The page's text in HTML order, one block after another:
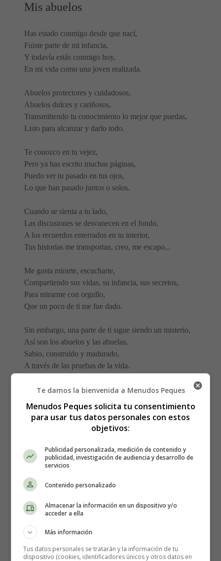
Mis abuelos
Has estado conmigo desde que nací,
Fuiste parte de mi infancia,
Y todavía estás conmigo hoy,
En mi vida como una joven realizada.
Abuelos protectores y cuidadosos,
Abuelos dulces y cariñosos,
Transmitiendo tu conocimiento lo mejor que puedas,
Listo para alcanzar y darlo todo.
Te conozco en tu vejez,
Pero ya has escrito muchas páginas,
Puedo ver tu pasado en tus ojos,
Lo que han pasado juntos o solos.
Cuando se sienta a tu lado,
Las discusiones se desvanecen en el fondo,
A los recuerdos enterrados en tu interior,
Tus historias me transportan, creo, me escapo...
Me gusta mirarte, escucharte,
Compartiendo sus vidas, su infancia, sus secretos,
Para mirarme con orgullo,
Que un poco de ti me fue dado.
Sin embargo, una parte de ti sigue siendo un misterio,
Así son los abuelos y las abuelas,
Sabio, construido y madurado,
A través de las pruebas de la vida.
Algún día lo sabré,
Pero serás inmortal para siempre,
En mi corazón desgarrado por tu ausencia.
Por todo lo que me traes,
Por todo lo que me das,
Te amo profundamente por el resto de mi vida.
Enviado por Elena M.N.
-------
Abuelos que miman
Te damos la bienvenida a Menudos Peques
Menudos Peques solicita tu consentimiento
para usar tus datos personales con estos
objetivos:
Publicidad personalizada, medición de contenido y
publicidad, investigación de audiencia y desarrollo de
servicios
Contenido personalizado
Almacenar la información en un dispositivo y/o
acceder a ella
Más información
Tus datos personales se tratarán y la información de tu
dispositivo (cookies, identificadores únicos y otros datos en